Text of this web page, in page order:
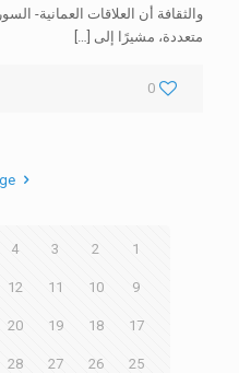
والثقافة أن العلاقات العمانية-
متعددة، مشيرًا إلى […]
0
1
2
3
4
9
10
11
12
17
18
19
20
25
26
27
28